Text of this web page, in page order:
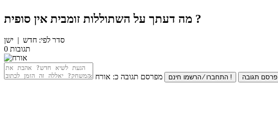
מה דעתך על השתוללות זומבית אין סופית ?
סדר לפי: חדש | ישן
0 תגובות
מפרסם תגובה כ: אורח התחברו ⁄ הרשמו חינם ! פרסם תגובה